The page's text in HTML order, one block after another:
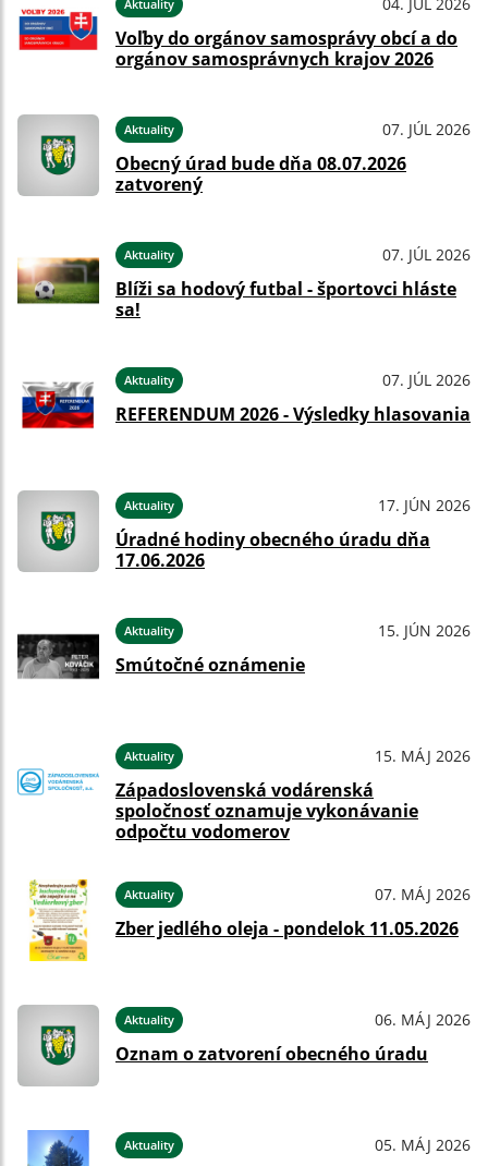
Aktuality
Voľby do orgánov samosprávy obcí a do
orgánov samosprávnych krajov 2026
Aktuality 07. JÚL 2026
Obecný úrad bude dňa 08.07.2026
zatvorený
Aktuality 07. JÚL 2026
Blíži sa hodový futbal - športovci hláste
sa!
Aktuality 07. JÚL 2026
REFERENDUM 2026 - Výsledky hlasovania
Aktuality 17. JÚN 2026
Úradné hodiny obecného úradu dňa
17.06.2026
Aktuality 15. JÚN 2026
Smútočné oznámenie
Aktuality 15. MÁJ 2026
Západoslovenská vodárenská
spoločnosť oznamuje vykonávanie
odpočtu vodomerov
Aktuality 07. MÁJ 2026
Zber jedlého oleja - pondelok 11.05.2026
Aktuality 06. MÁJ 2026
Oznam o zatvorení obecného úradu
Aktuality 05. MÁJ 2026